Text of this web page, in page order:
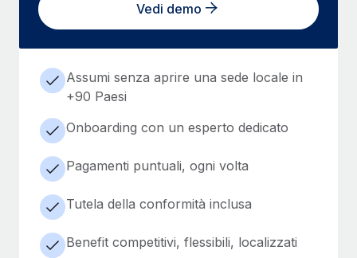
Vedi demo
Assumi senza aprire una sede locale in
+90 Paesi
Onboarding con un esperto dedicato
Pagamenti puntuali, ogni volta
Tutela della conformità inclusa
Benefit competitivi, flessibili, localizzati